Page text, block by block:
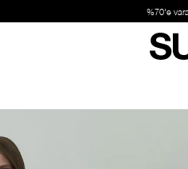
%70'e varan indirim başladı